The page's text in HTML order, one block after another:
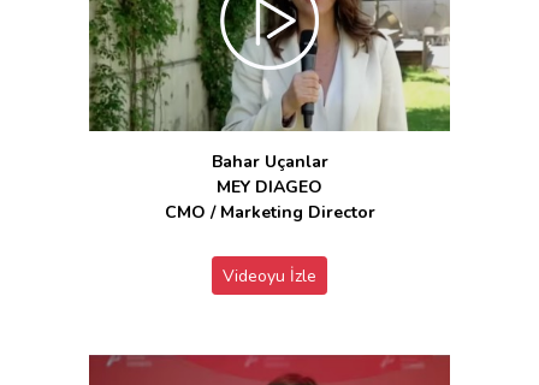
Bahar Uçanlar
MEY DIAGEO
CMO / Marketing Director
Videoyu İzle